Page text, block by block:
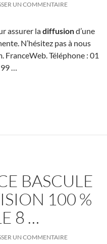
UN COMMENTAIRE
assurer ladiffusiond’une
N’hésitez pas à nous
FranceWeb. Téléphone : 01
…
BASCULE
100 %
8 …
UN COMMENTAIRE